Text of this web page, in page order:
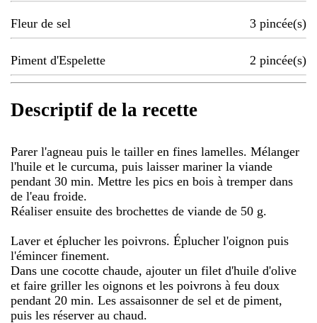
Fleur de sel 3 pincée(s)
Piment d'Espelette 2 pincée(s)
Descriptif de la recette
Parer l'agneau puis le tailler en fines lamelles. Mélanger
l'huile et le curcuma, puis laisser mariner la viande
pendant 30 min. Mettre les pics en bois à tremper dans
de l'eau froide.
Réaliser ensuite des brochettes de viande de 50 g.
Laver et éplucher les poivrons. Éplucher l'oignon puis
l'émincer finement.
Dans une cocotte chaude, ajouter un filet d'huile d'olive
et faire griller les oignons et les poivrons à feu doux
pendant 20 min. Les assaisonner de sel et de piment,
puis les réserver au chaud.